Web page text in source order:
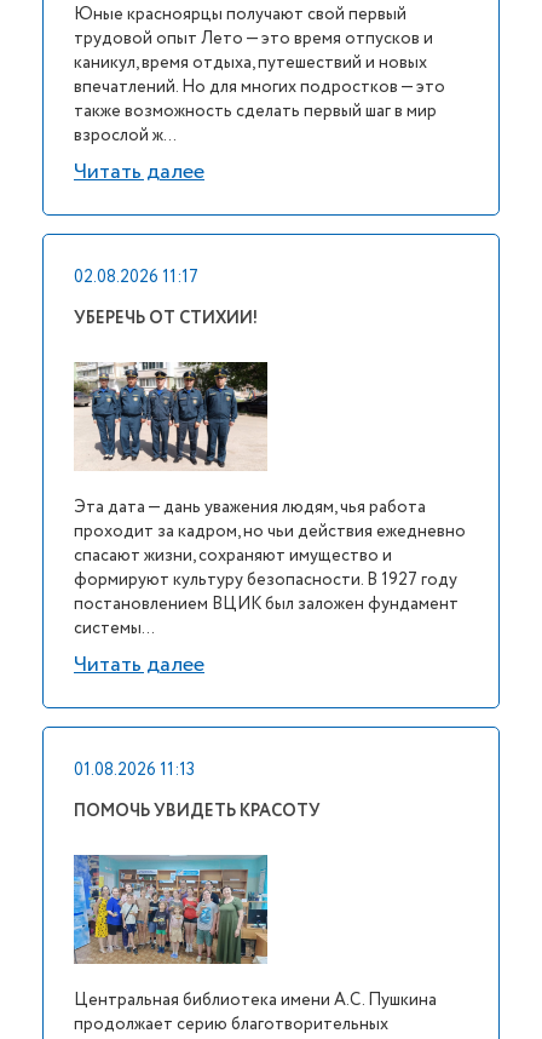
Юные красноярцы получают свой первый
трудовой опыт Лето — это время отпусков и
каникул, время отдыха, путешествий и новых
впечатлений. Но для многих подростков — это
также возможность сделать первый шаг в мир
взрослой ж...
Читать далее
02.08.2026 11:17
УБЕРЕЧЬ ОТ СТИХИИ!
Эта дата — дань уважения людям, чья работа
проходит за кадром, но чьи действия ежедневно
спасают жизни, сохраняют имущество и
формируют культуру безопасности. В 1927 году
постановлением ВЦИК был заложен фундамент
системы...
Читать далее
01.08.2026 11:13
ПОМОЧЬ УВИДЕТЬ КРАСОТУ
Центральная библиотека имени А.С. Пушкина
продолжает серию благотворительных